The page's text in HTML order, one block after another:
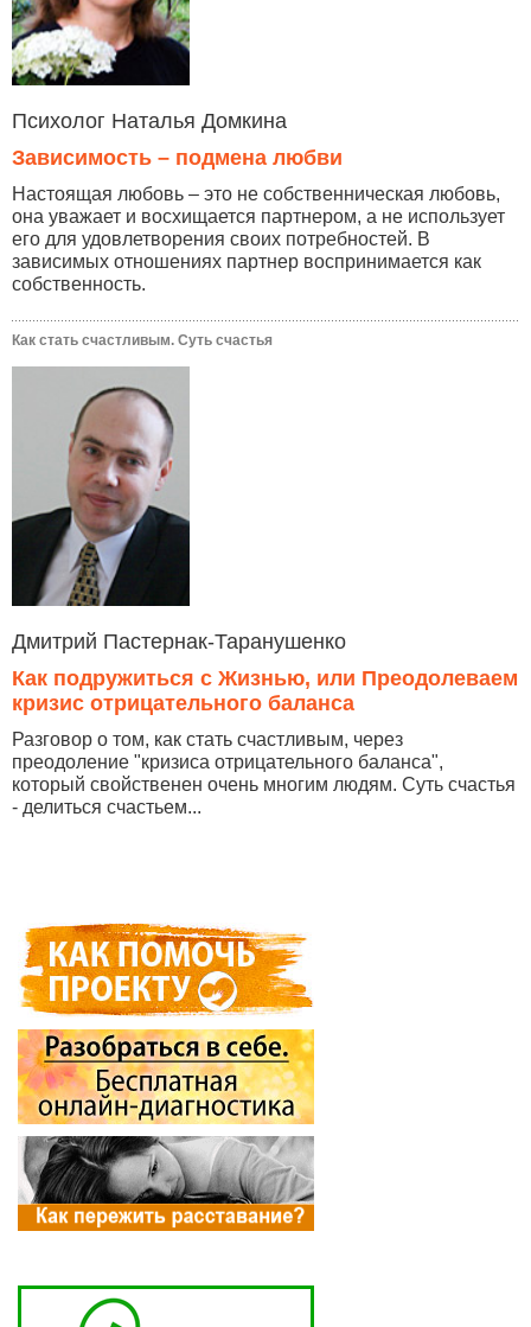
Психолог Наталья Домкина
Зависимость – подмена любви
Настоящая любовь – это не собственническая любовь,
она уважает и восхищается партнером, а не использует
его для удовлетворения своих потребностей. В
зависимых отношениях партнер воспринимается как
собственность.
Как стать счастливым. Суть счастья
Дмитрий Пастернак-Таранушенко
Как подружиться с Жизнью, или Преодолеваем
кризис отрицательного баланса
Разговор о том, как стать счастливым, через
преодоление "кризиса отрицательного баланса",
который свойственен очень многим людям. Суть счастья
- делиться счастьем...